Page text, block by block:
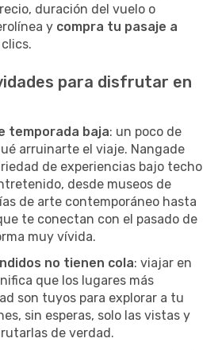
duración del vuelo o
y compra tu pasaje a
para disfrutar en
temporada baja: un poco de
arruinarte el viaje. Nangade
de experiencias bajo techo
desde museos de
de arte contemporáneo hasta
te conectan con el pasado de
muy vívida.
no tienen cola: viajar en
que los lugares más
son tuyos para explorar a tu
sin esperas, solo las vistas y
de verdad.